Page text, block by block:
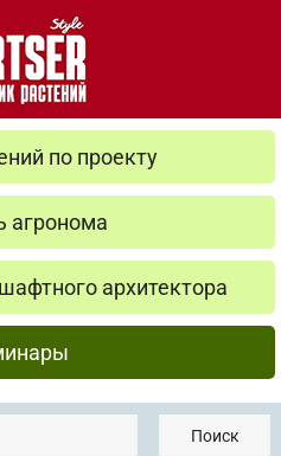
по проекту
агронома
архитектора
Поиск